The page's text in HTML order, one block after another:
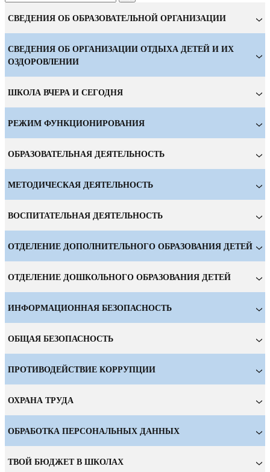
СВЕДЕНИЯ ОБ ОБРАЗОВАТЕЛЬНОЙ ОРГАНИЗАЦИИ
СВЕДЕНИЯ ОБ ОРГАНИЗАЦИИ ОТДЫХА ДЕТЕЙ И ИХ
ОЗДОРОВЛЕНИИ
ШКОЛА ВЧЕРА И СЕГОДНЯ
РЕЖИМ ФУНКЦИОНИРОВАНИЯ
ОБРАЗОВАТЕЛЬНАЯ ДЕЯТЕЛЬНОСТЬ
МЕТОДИЧЕСКАЯ ДЕЯТЕЛЬНОСТЬ
ВОСПИТАТЕЛЬНАЯ ДЕЯТЕЛЬНОСТЬ
ОТДЕЛЕНИЕ ДОПОЛНИТЕЛЬНОГО ОБРАЗОВАНИЯ ДЕТЕЙ
ОТДЕЛЕНИЕ ДОШКОЛЬНОГО ОБРАЗОВАНИЯ ДЕТЕЙ
ИНФОРМАЦИОННАЯ БЕЗОПАСНОСТЬ
ОБЩАЯ БЕЗОПАСНОСТЬ
ПРОТИВОДЕЙСТВИЕ КОРРУПЦИИ
ОХРАНА ТРУДА
ОБРАБОТКА ПЕРСОНАЛЬНЫХ ДАННЫХ
ТВОЙ БЮДЖЕТ В ШКОЛАХ